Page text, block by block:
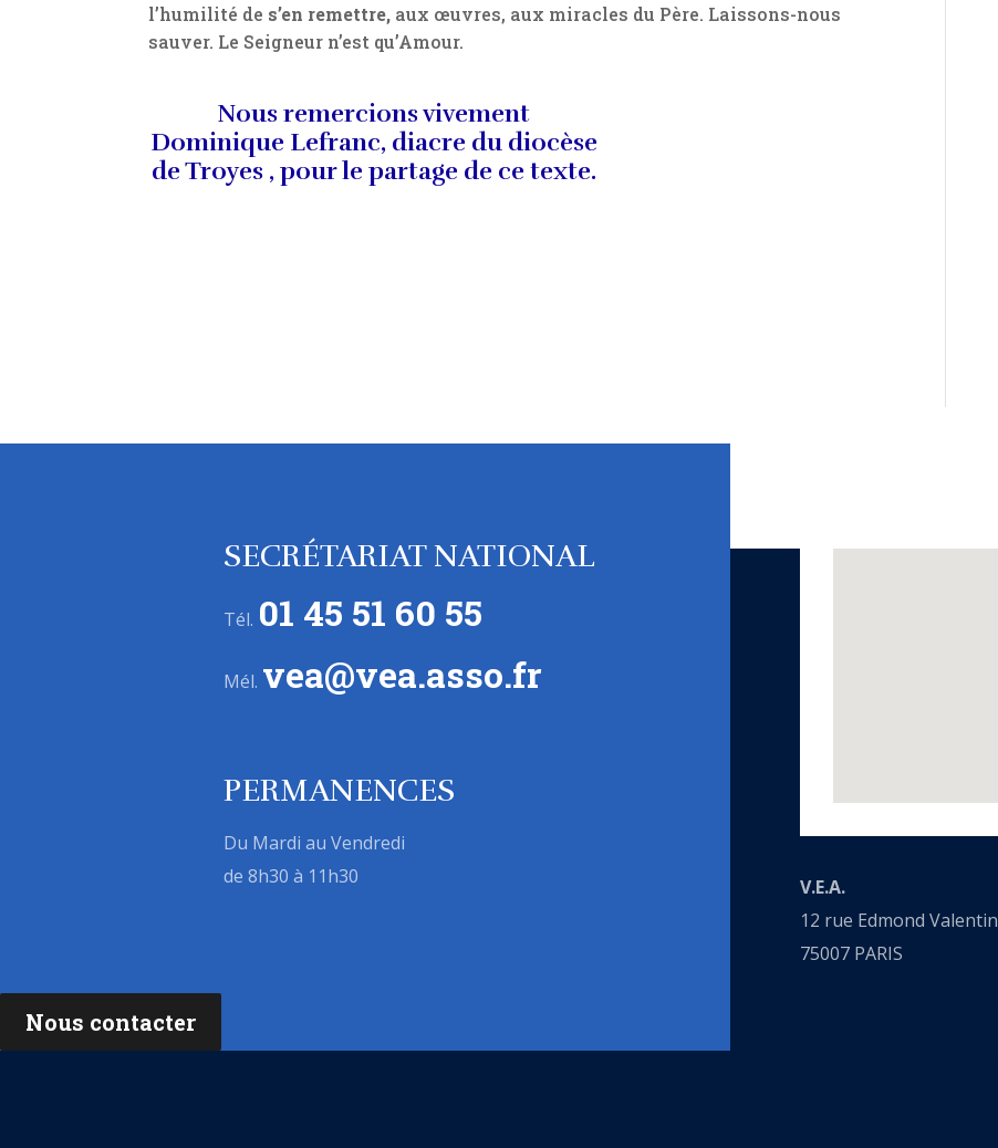
l’humilité de s’en remettre, aux œuvres, aux miracles du Père. Laissons-nous
sauver. Le Seigneur n’est qu’Amour.
Nous remercions vivement
Dominique Lefranc, diacre du diocèse
de Troyes , pour le partage de ce texte.
SECRÉTARIAT NATIONAL
Tél. 01 45 51 60 55
Mél. vea@vea.asso.fr
PERMANENCES
Du Mardi au Vendredi
de 8h30 à 11h30
Nous contacter
V.E.A.
12 rue Edmond Valentin
75007 PARIS